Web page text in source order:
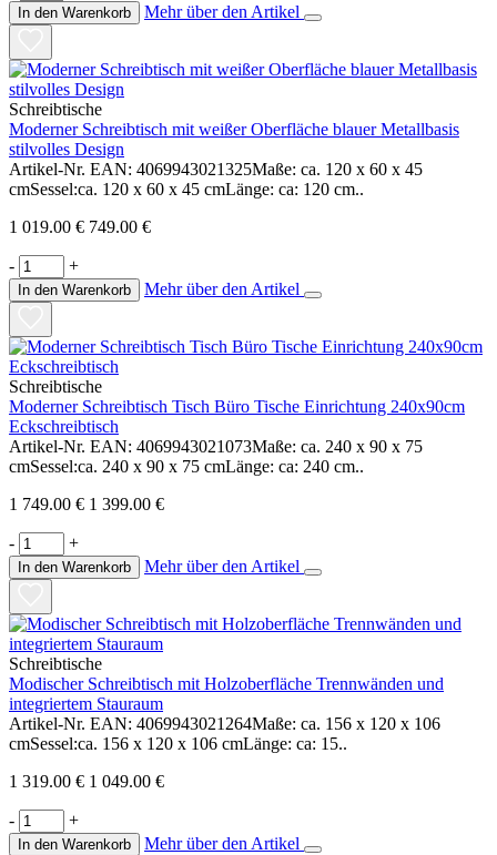
In den Warenkorb Mehr über den Artikel
Schreibtische
Moderner Schreibtisch mit weißer Oberfläche blauer Metallbasis
stilvolles Design
Artikel-Nr. EAN: 4069943021325Maße: ca. 120 x 60 x 45
cmSessel:ca. 120 x 60 x 45 cmLänge: ca: 120 cm..
1 019.00 € 749.00 €
- +
In den Warenkorb Mehr über den Artikel
Schreibtische
Moderner Schreibtisch Tisch Büro Tische Einrichtung 240x90cm
Eckschreibtisch
Artikel-Nr. EAN: 4069943021073Maße: ca. 240 x 90 x 75
cmSessel:ca. 240 x 90 x 75 cmLänge: ca: 240 cm..
1 749.00 € 1 399.00 €
- +
In den Warenkorb Mehr über den Artikel
Schreibtische
Modischer Schreibtisch mit Holzoberfläche Trennwänden und
integriertem Stauraum
Artikel-Nr. EAN: 4069943021264Maße: ca. 156 x 120 x 106
cmSessel:ca. 156 x 120 x 106 cmLänge: ca: 15..
1 319.00 € 1 049.00 €
- +
In den Warenkorb Mehr über den Artikel